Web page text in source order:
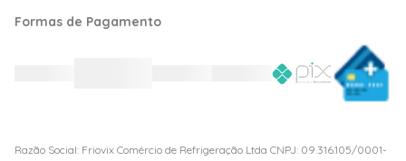
Formas de Pagamento
Razão Social: Friovix Comércio de Refrigeração Ltda CNPJ: 09.316.105/0001-